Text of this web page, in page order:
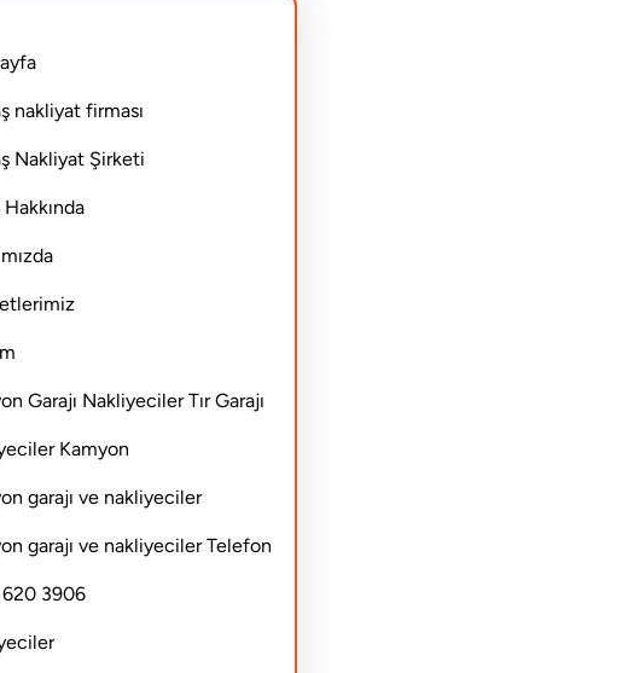
nakliyat firması
Nakliyat Şirketi
Garajı Nakliyeciler Tır Garajı
Kamyon
garajı ve nakliyeciler
garajı ve nakliyeciler Telefon
3906